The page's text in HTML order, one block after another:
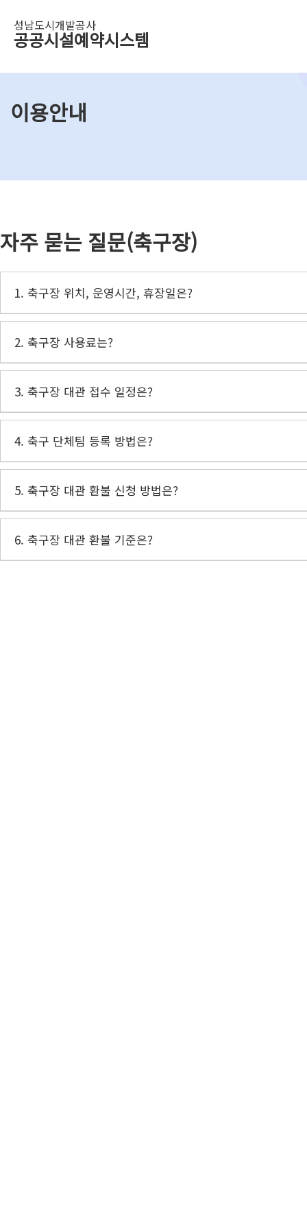
성남도시개발공사
공공시설예약시스템
이용안내
자주 묻는 질문(축구장)
1. 축구장 위치, 운영시간, 휴장일은?
2. 축구장 사용료는?
3. 축구장 대관 접수 일정은?
4. 축구 단체팀 등록 방법은?
5. 축구장 대관 환불 신청 방법은?
6. 축구장 대관 환불 기준은?